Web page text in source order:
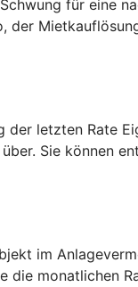
für eine
der
der letzten Rate
Sie können
im
die monatlichen